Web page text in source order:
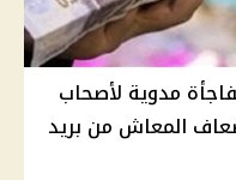
مدوية لأصحاب
كيف تحصل علي 3 أضعاف المعاش من بريد